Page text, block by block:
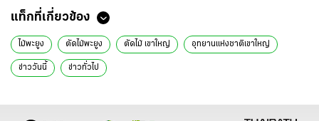
แท็กที่เกี่ยวข้อง
ไม้พะยูง ตัดไม้พะยูง ตัดไม้ เขาใหญ่ อุทยานแห่งชาติเขาใหญ่
ข่าววันนี้ ข่าวทั่วไป